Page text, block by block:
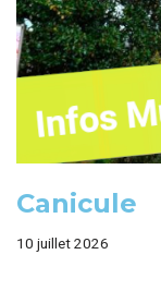
Canicule
10 juillet 2026